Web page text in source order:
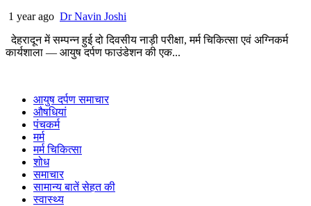
1 year ago Dr Navin Joshi
देहरादून में सम्पन्न हुई दो दिवसीय नाड़ी परीक्षा, मर्म चिकित्सा एवं अग्निकर्म
कार्यशाला — आयुष दर्पण फाउंडेशन की एक...
आयुष दर्पण समाचार
औषधियां
पंचकर्म
मर्म
मर्म चिकित्सा
शोध
समाचार
सामान्य बातें सेहत की
स्वास्थ्य